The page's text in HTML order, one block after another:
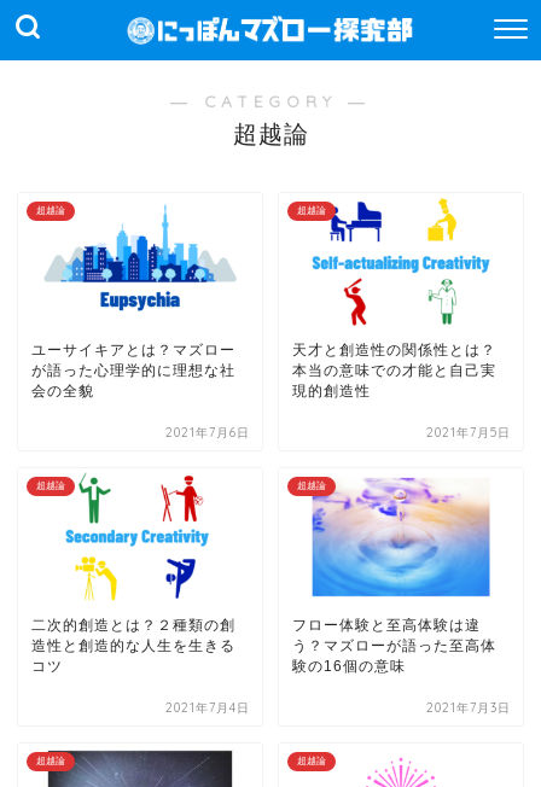
― CATEGORY ―
超越論
超越論
ユーサイキアとは？マズロー
が語った心理学的に理想な社
会の全貌
2021年7月6日
超越論
天才と創造性の関係性とは？
本当の意味での才能と自己実
現的創造性
2021年7月5日
超越論
二次的創造とは？２種類の創
造性と創造的な人生を生きる
コツ
2021年7月4日
超越論
フロー体験と至高体験は違
う？マズローが語った至高体
験の16個の意味
2021年7月3日
超越論 超越論